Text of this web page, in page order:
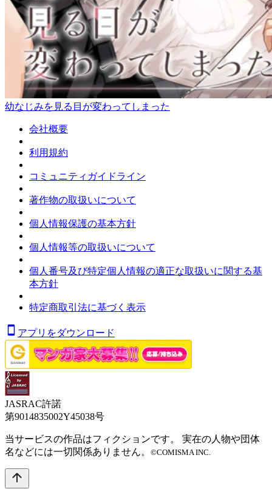
幼なじみを見る目が変わってしまった
会社概要
利用規約
コミュニティガイドライン
著作物の取扱いについて
個人情報保護の基本方針
個人情報等の取扱いについて
個人番号及び特定個人情報の適正な取扱いに関する基
本方針
特定商取引法に基づく表示
アプリをダウンロード
JASRAC許諾
第9014835002Y45038号
当サービスの作品はフィクションです。 実在の人物や団体
名などには一切関係ありません。 ©COMISMA INC.